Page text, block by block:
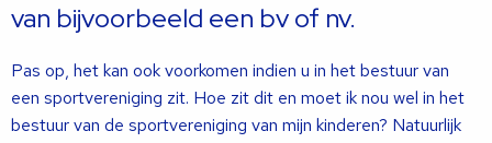
van bijvoorbeeld een bv of nv.
Pas op, het kan ook voorkomen indien u in het bestuur van
een sportvereniging zit. Hoe zit dit en moet ik nou wel in het
bestuur van de sportvereniging van mijn kinderen? Natuurlijk